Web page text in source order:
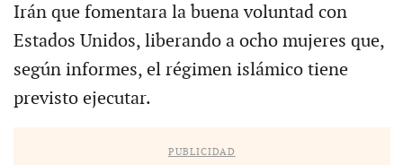
Irán que fomentara la buena voluntad con
Estados Unidos, liberando a ocho mujeres que,
según informes, el régimen islámico tiene
previsto ejecutar.
PUBLICIDAD